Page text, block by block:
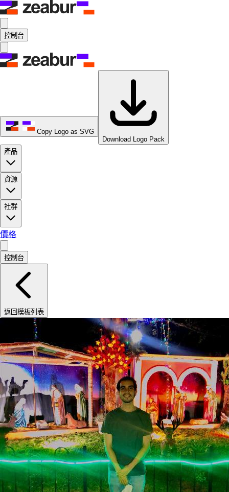
控制台
Copy Logo as SVG
Download Logo Pack
產品
資源
社群
價格
控制台
返回模板列表